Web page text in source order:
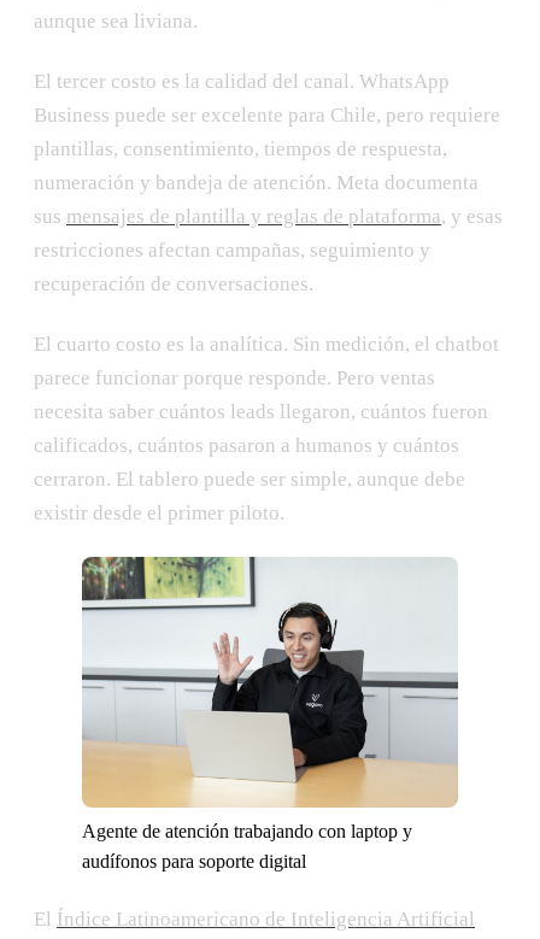
aunque sea liviana.
El tercer costo es la calidad del canal. WhatsApp
Business puede ser excelente para Chile, pero requiere
plantillas, consentimiento, tiempos de respuesta,
numeración y bandeja de atención. Meta documenta
sus mensajes de plantilla y reglas de plataforma, y esas
restricciones afectan campañas, seguimiento y
recuperación de conversaciones.
El cuarto costo es la analítica. Sin medición, el chatbot
parece funcionar porque responde. Pero ventas
necesita saber cuántos leads llegaron, cuántos fueron
calificados, cuántos pasaron a humanos y cuántos
cerraron. El tablero puede ser simple, aunque debe
existir desde el primer piloto.
Agente de atención trabajando con laptop y
audífonos para soporte digital
El Índice Latinoamericano de Inteligencia Artificial